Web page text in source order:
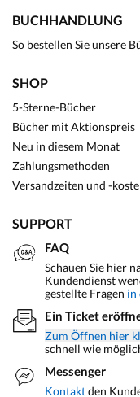
BUCHHANDLUNG
So bestellen Sie unsere
SHOP
5-Sterne-Bücher
Bücher mit Aktionspreis
Neu in diesem Monat
Zahlungsmethoden
Versandzeiten und -
SUPPORT
FAQ
Schauen Sie hier
Kundendienst
gestellte Fragen in
Ein Ticket
Zum Öffnen hier
schnell wie
Messenger
Kontaktden